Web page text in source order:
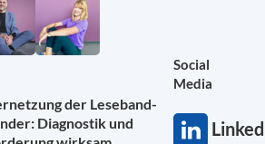
der Leseband-
Diagnostik und
Social
Media